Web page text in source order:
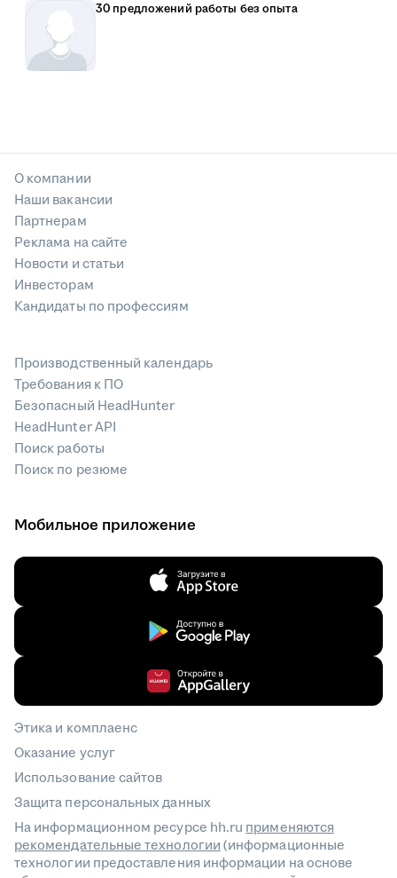
30 предложений работы без опыта
О компании
Наши вакансии
Партнерам
Реклама на сайте
Новости и статьи
Инвесторам
Кандидаты по профессиям
Производственный календарь
Требования к ПО
Безопасный HeadHunter
HeadHunter API
Поиск работы
Поиск по резюме
Мобильное приложение
Этика и комплаенс
Оказание услуг
Использование сайтов
Защита персональных данных
На информационном ресурсе hh.ru применяются
рекомендательные технологии(информационные
технологии предоставления информации на основе